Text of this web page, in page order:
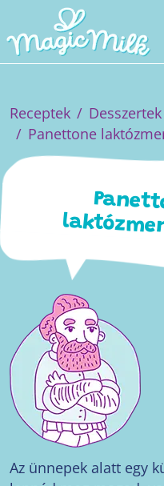
Receptek
Desszertek
Panettone
Az ünnepek alatt egy